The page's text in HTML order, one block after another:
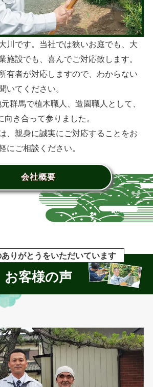
川です。当社では狭いお庭でも、大
施設でも、喜んでご対応致します。
有者が対応しますので、わからない
いてください。
群馬で植木職人、造園職人として、
き合って参りました。
、親身に誠実にご対応することをお
にご相談ください。
会社概要
りがとうをいただいています
お客様の声